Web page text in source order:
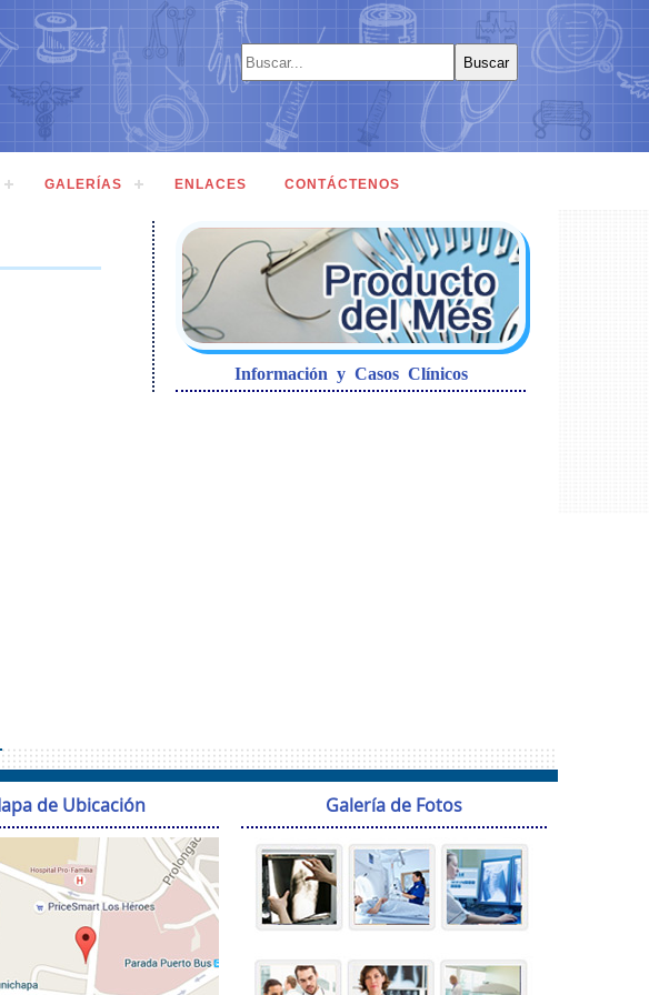
GALERÍAS ENLACES CONTÁCTENOS
Información y Casos Clínicos
de Ubicación Galería de Fotos